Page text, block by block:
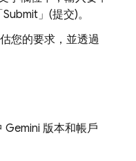
」(提交)。
您的要求，並透過
Gemini 版本和帳戶